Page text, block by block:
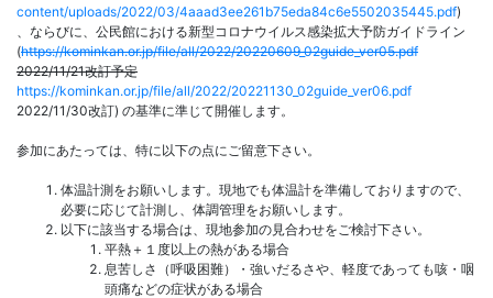
content/uploads/2022/03/4aaad3ee261b75eda84c6e5502035445.pdf)
、ならびに、公民館における新型コロナウイルス感染拡大予防ガイドライン
(https://kominkan.or.jp/file/all/2022/20220609_02guide_ver05.pdf
2022/11/21改訂予定
https://kominkan.or.jp/file/all/2022/20221130_02guide_ver06.pdf
2022/11/30改訂) の基準に準じて開催します。
参加にあたっては、特に以下の点にご留意下さい。
体温計測をお願いします。現地でも体温計を準備しておりますので、
必要に応じて計測し、体調管理をお願いします。
以下に該当する場合は、現地参加の見合わせをご検討下さい。
平熱＋１度以上の熱がある場合
息苦しさ（呼吸困難）・強いだるさや、軽度であっても咳・咽
頭痛などの症状がある場合